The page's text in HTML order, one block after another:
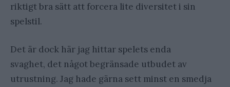
riktigt bra sätt att forcera lite diversitet i sin
spelstil.
Det är dock här jag hittar spelets enda
svaghet, det något begränsade utbudet av
utrustning. Jag hade gärna sett minst en smedja